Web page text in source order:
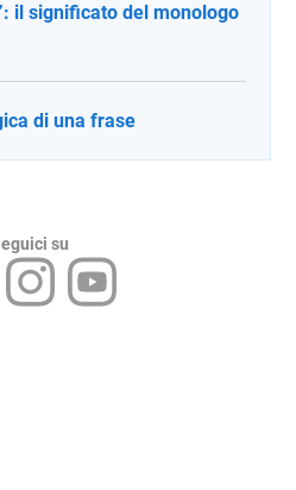
il significato del monologo
di una frase
su